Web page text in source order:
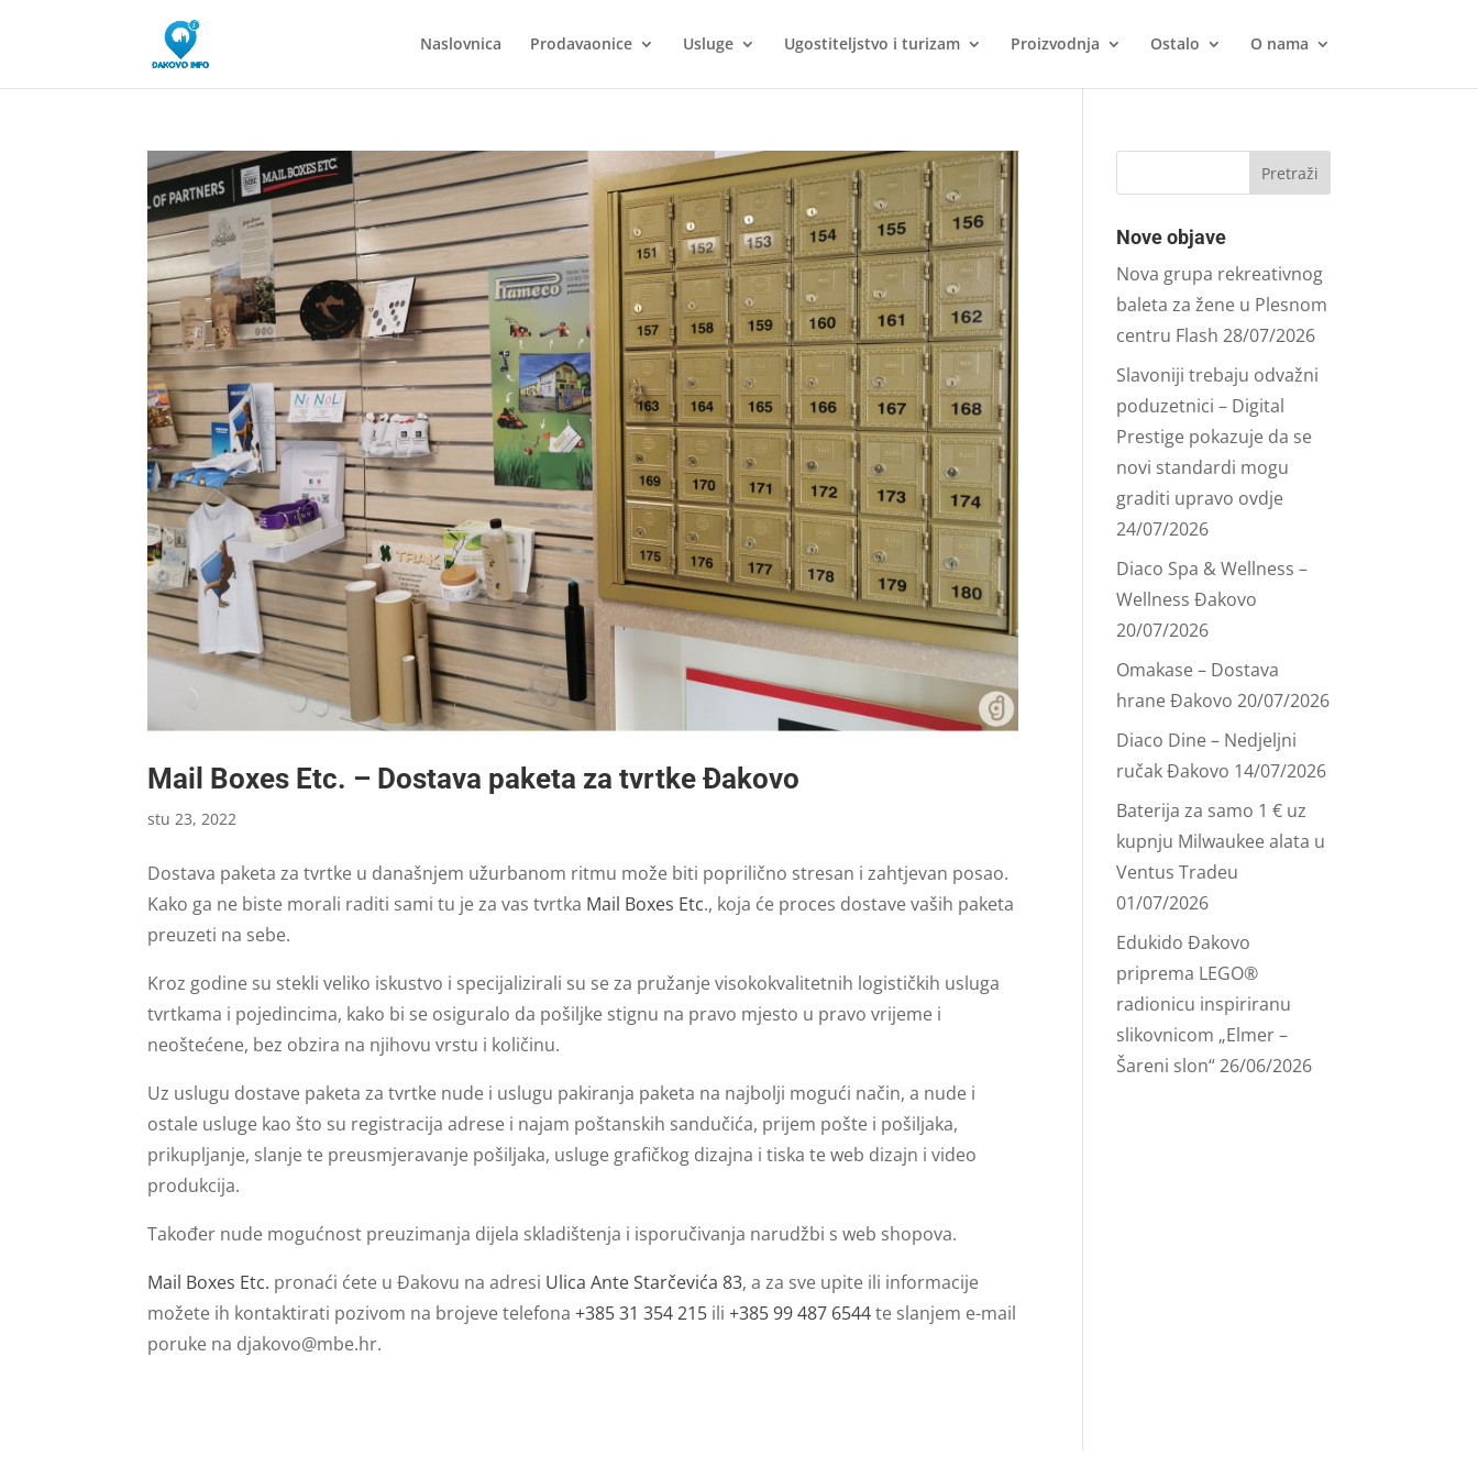
Naslovnica Prodavaonice Usluge Ugostiteljstvo i turizam Proizvodnja Ostalo O nama
Mail Boxes Etc. – Dostava paketa za tvrtke Đakovo
stu 23, 2022
Dostava paketa za tvrtke u današnjem užurbanom ritmu može biti poprilično stresan i zahtjevan posao.
Kako ga ne biste morali raditi sami tu je za vas tvrtka Mail Boxes Etc., koja će proces dostave vaših paketa
preuzeti na sebe.
Kroz godine su stekli veliko iskustvo i specijalizirali su se za pružanje visokokvalitetnih logističkih usluga
tvrtkama i pojedincima, kako bi se osiguralo da pošiljke stignu na pravo mjesto u pravo vrijeme i
neoštećene, bez obzira na njihovu vrstu i količinu.
Uz uslugu dostave paketa za tvrtke nude i uslugu pakiranja paketa na najbolji mogući način, a nude i
ostale usluge kao što su registracija adrese i najam poštanskih sandučića, prijem pošte i pošiljaka,
prikupljanje, slanje te preusmjeravanje pošiljaka, usluge grafičkog dizajna i tiska te web dizajn i video
produkcija.
Također nude mogućnost preuzimanja dijela skladištenja i isporučivanja narudžbi s web shopova.
Mail Boxes Etc. pronaći ćete u Đakovu na adresi Ulica Ante Starčevića 83, a za sve upite ili informacije
možete ih kontaktirati pozivom na brojeve telefona +385 31 354 215 ili +385 99 487 6544te slanjem e-mail
poruke na djakovo@mbe.hr.
Nove objave
Nova grupa rekreativnog
baleta za žene u Plesnom
centru Flash 28/07/2026
Slavoniji trebaju odvažni
poduzetnici – Digital
Prestige pokazuje da se
novi standardi mogu
graditi upravo ovdje
24/07/2026
Diaco Spa & Wellness –
Wellness Đakovo
20/07/2026
Omakase – Dostava
hrane Đakovo 20/07/2026
Diaco Dine – Nedjeljni
ručak Đakovo 14/07/2026
Baterija za samo 1 € uz
kupnju Milwaukee alata u
Ventus Tradeu
01/07/2026
Edukido Đakovo
priprema LEGO®
radionicu inspiriranu
slikovnicom „Elmer –
Šareni slon“26/06/2026